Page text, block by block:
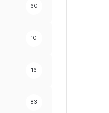
60
10
16
83